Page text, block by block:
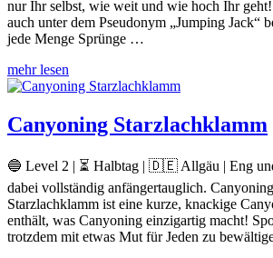
nur Ihr selbst, wie weit und wie hoch Ihr
auch unter dem Pseudonym „Jumping Jack“
jede Menge Sprünge …
mehr lesen
Canyoning Starzlachklamm
🔵 Level 2 | ⏳ Halbtag | 🇩🇪 Allgäu | Eng
dabei vollständig anfängertauglich.
Starzlachklamm ist eine kurze, knackige
enthält, was Canyoning einzigartig macht!
trotzdem mit etwas Mut für Jeden zu